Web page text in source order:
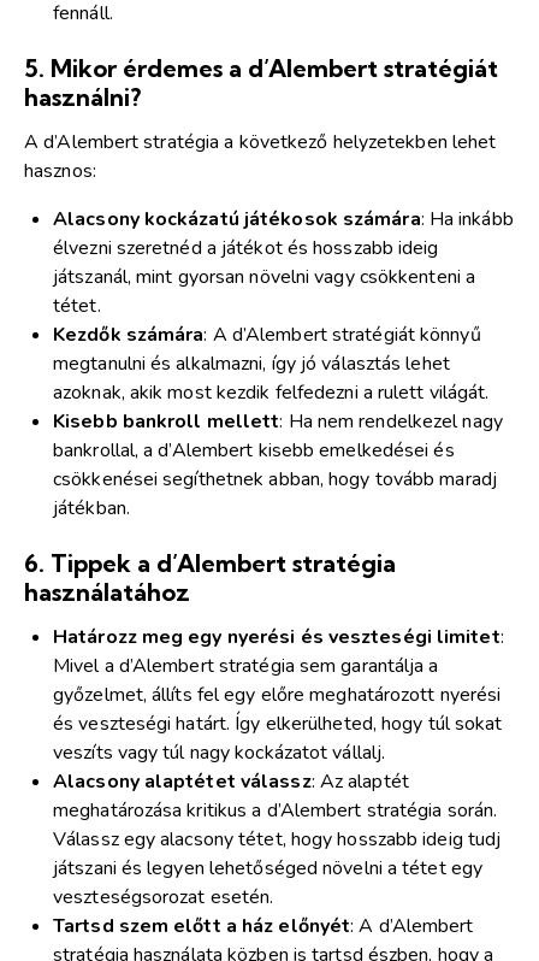
fennáll.
5. Mikor érdemes a d’Alembert stratégiát
használni?
A d’Alembert stratégia a következő helyzetekben lehet
hasznos:
Alacsony kockázatú játékosok számára: Ha inkább
élvezni szeretnéd a játékot és hosszabb ideig
játszanál, mint gyorsan növelni vagy csökkenteni a
tétet.
Kezdők számára: A d’Alembert stratégiát könnyű
megtanulni és alkalmazni, így jó választás lehet
azoknak, akik most kezdik felfedezni a rulett világát.
Kisebb bankroll mellett: Ha nem rendelkezel nagy
bankrollal, a d’Alembert kisebb emelkedései és
csökkenései segíthetnek abban, hogy tovább maradj
játékban.
6. Tippek a d’Alembert stratégia
használatához
Határozz meg egy nyerési és veszteségi limitet:
Mivel a d’Alembert stratégia sem garantálja a
győzelmet, állíts fel egy előre meghatározott nyerési
és veszteségi határt. Így elkerülheted, hogy túl sokat
veszíts vagy túl nagy kockázatot vállalj.
Alacsony alaptétet válassz: Az alaptét
meghatározása kritikus a d’Alembert stratégia során.
Válassz egy alacsony tétet, hogy hosszabb ideig tudj
játszani és legyen lehetőséged növelni a tétet egy
veszteségsorozat esetén.
Tartsd szem előtt a ház előnyét: A d’Alembert
stratégia használata közben is tartsd észben, hogy a